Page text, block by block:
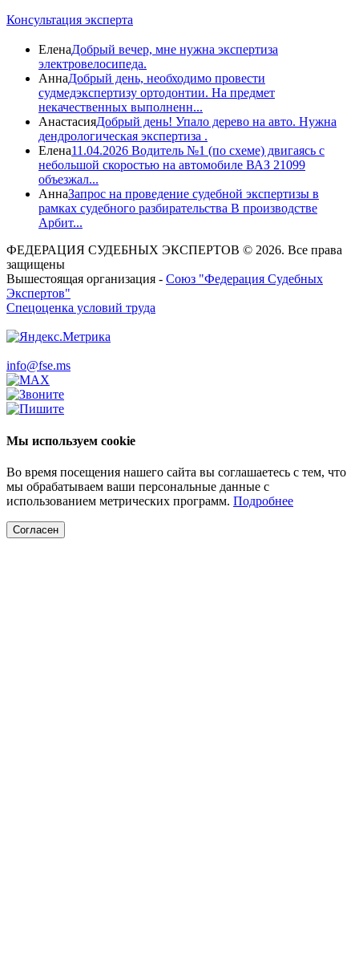
Консультация эксперта
ЕленаДобрый вечер, мне нужна экспертиза
электровелосипеда.
АннаДобрый день, необходимо провести
судмедэкспертизу ортодонтии. На предмет
некачественных выполненн...
АнастасияДобрый день! Упало дерево на авто. Нужна
дендрологическая экспертиза .
Елена11.04.2026 Водитель №1 (по схеме) двигаясь с
небольшой скоростью на автомобиле ВАЗ 21099
объезжал...
АннаЗапрос на проведение судебной экспертизы в
рамках судебного разбирательства В производстве
Арбит...
ФЕДЕРАЦИЯ СУДЕБНЫХ ЭКСПЕРТОВ © 2026. Все права
защищены
Вышестоящая организация - Союз "Федерация Судебных
Экспертов"
Спецоценка условий труда
info@fse.ms
Мы используем cookie
Во время посещения нашего сайта вы соглашаетесь с тем, что
мы обрабатываем ваши персональные данные с
использованием метрических программ. Подробнее
Согласен